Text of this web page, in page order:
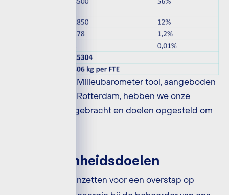
Met hulp van de Milieubarometer tool, aangeboden
door Gemeente Rotterdam, hebben we onze
uitstoot in kaart gebracht en doelen opgesteld om
Duurzaamheidsdoelen
We gaan ons inzetten voor een overstap op